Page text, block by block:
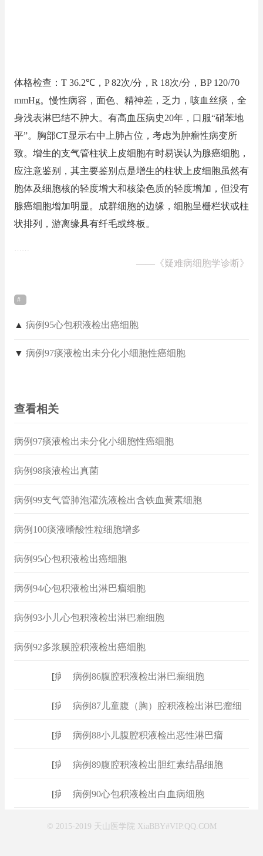
体格检查：T 36.2℃，P 82次/分，R 18次/分，BP 120/70
mmHg。慢性病容，面色、精神差，乏力，咳血丝痰，全
身浅表淋巴结不肿大。有高血压病史20年，口服“硝苯地
平”。胸部CT显示右中上肺占位，考虑为肿瘤性病变所
致。增生的支气管柱状上皮细胞有时易误认为腺癌细胞，
应注意鉴别，其主要鉴别点是增生的柱状上皮细胞虽然有
胞体及细胞核的轻度增大和核染色质的轻度增加，但没有
腺癌细胞增加明显。成群细胞的边缘，细胞呈栅栏状或柱
状排列，游离缘具有纤毛或终板。
……
—— 《疑难病细胞学诊断》
▲ 病例95心包积液检出癌细胞
▼ 病例97痰液检出未分化小细胞性癌细胞
查看相关
病例97痰液检出未分化小细胞性癌细胞
病例98痰液检出真菌
病例99支气管肺泡灌洗液检出含铁血黄素细胞
病例100痰液嗜酸性粒细胞增多
病例95心包积液检出癌细胞
病例94心包积液检出淋巴瘤细胞
病例93小儿心包积液检出淋巴瘤细胞
病例92多浆膜腔积液检出癌细胞
病例 ]病例86腹腔积液检出淋巴瘤细胞
病例 ]病例87儿童腹（胸）腔积液检出淋巴瘤细
病例 ]病例88小儿腹腔积液检出恶性淋巴瘤
病例 ]病例89腹腔积液检出胆红素结晶细胞
病例 ]病例90心包积液检出白血病细胞
© 2015-2019 天山医学院 XiaBBY#VIP.QQ.COM